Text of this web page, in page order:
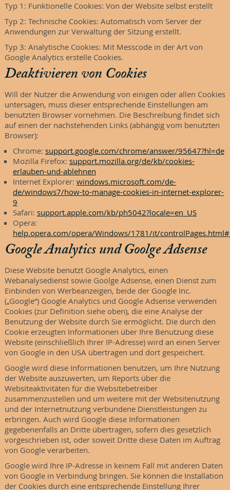
Typ 1: Funktionelle Cookies: Von der Website selbst erstellt
Typ 2: Technische Cookies: Automatisch vom Server der
Anwendungen zur Verwaltung der Sitzung erstellt.
Typ 3: Analytische Cookies: Mit Messcode in der Art von
Google Analytics erstelle Cookies.
Deaktivieren von Cookies
Will der Nutzer die Anwendung von einigen oder allen Cookies
untersagen, muss dieser entsprechende Einstellungen am
benutzten Browser vornehmen. Die Beschreibung findet sich
auf einen der nachstehenden Links (abhängig vom benutzten
Browser):
Chrome: support.google.com/chrome/answer/95647?hl=de
Mozilla Firefox: support.mozilla.org/de/kb/cookies-
erlauben-und-ablehnen
Internet Explorer: windows.microsoft.com/de-
de/windows7/how-to-manage-cookies-in-internet-explorer-
9
Safari: support.apple.com/kb/ph5042?locale=en_US
Opera:
help.opera.com/opera/Windows/1781/it/
Google Analytics und Goolge Adsense
Diese Website benutzt Google Analytics, einen
Webanalysedienst sowie Goolge Adsense, einen Dienst zum
Einbinden von Werbeanzeigen, beide der Google Inc.
(„Google“) Google Analytics und Google Adsense verwenden
Cookies (zur Definition siehe oben), die eine Analyse der
Benutzung der Website durch Sie ermöglicht. Die durch den
Cookie erzeugten Informationen über Ihre Benutzung diese
Website (einschließlich Ihrer IP-Adresse) wird an einen Server
von Google in den USA übertragen und dort gespeichert.
Google wird diese Informationen benutzen, um Ihre Nutzung
der Website auszuwerten, um Reports über die
Websiteaktivitäten für die Websitebetreiber
zusammenzustellen und um weitere mit der Websitenutzung
und der Internetnutzung verbundene Dienstleistungen zu
erbringen. Auch wird Google diese Informationen
gegebenenfalls an Dritte übertragen, sofern dies gesetzlich
vorgeschrieben ist, oder soweit Dritte diese Daten im Auftrag
von Google verarbeiten.
Google wird Ihre IP-Adresse in keinem Fall mit anderen Daten
von Google in Verbindung bringen. Sie können die Installation
der Cookies durch eine entsprechende Einstellung Ihrer